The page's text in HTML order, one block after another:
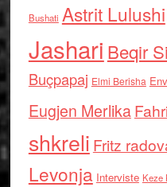
Bushati Astrit Lulushi
Jashari Beqir
Buçpapaj Elmi Berisha
Eugjen Merlika
shkreli Fritz
Levonja Interviste Keze